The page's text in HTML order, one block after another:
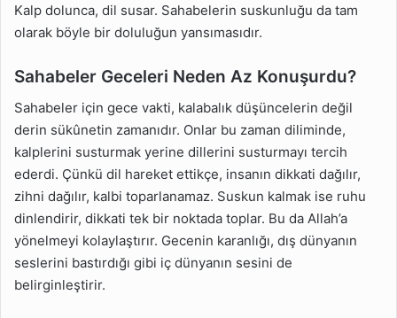
Kalp dolunca, dil susar. Sahabelerin suskunluğu da tam
olarak böyle bir doluluğun yansımasıdır.
Sahabeler Geceleri Neden Az Konuşurdu?
Sahabeler için gece vakti, kalabalık düşüncelerin değil
derin sükûnetin zamanıdır. Onlar bu zaman diliminde,
kalplerini susturmak yerine dillerini susturmayı tercih
ederdi. Çünkü dil hareket ettikçe, insanın dikkati dağılır,
zihni dağılır, kalbi toparlanamaz. Suskun kalmak ise ruhu
dinlendirir, dikkati tek bir noktada toplar. Bu da Allah’a
yönelmeyi kolaylaştırır. Gecenin karanlığı, dış dünyanın
seslerini bastırdığı gibi iç dünyanın sesini de
belirginleştirir.